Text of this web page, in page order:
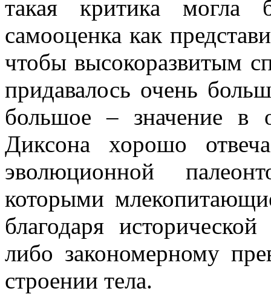
такая критика могла
самооценка как
чтобы высокоразвитым
придавалось очень
большое – значение в
Диксона хорошо
эволюционной
которыми
благодаря
либо закономерному
строении тела.